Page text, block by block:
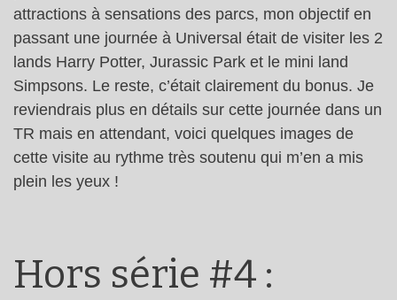
attractions à sensations des parcs, mon objectif en
passant une journée à Universal était de visiter les 2
lands Harry Potter, Jurassic Park et le mini land
Simpsons. Le reste, c’était clairement du bonus. Je
reviendrais plus en détails sur cette journée dans un
TR mais en attendant, voici quelques images de
cette visite au rythme très soutenu qui m’en a mis
plein les yeux !
Hors série #4 :